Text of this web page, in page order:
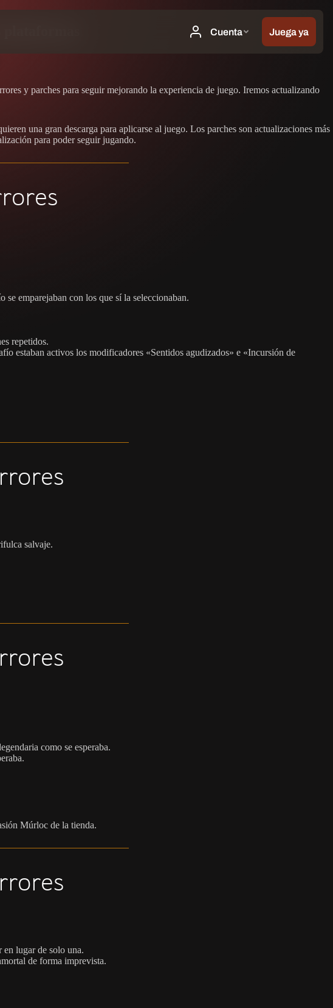
y parches para seguir mejorando la experiencia de juego. Iremos actualizando
una gran descarga para aplicarse al juego. Los parches son actualizaciones más
para poder seguir jugando.
emparejaban con los que sí la seleccionaban.
repetidos.
estaban activos los modificadores «Sentidos agudizados» e «Incursión de
salvaje.
como se esperaba.
Múrloc de la tienda.
en lugar de solo una.
de forma imprevista.